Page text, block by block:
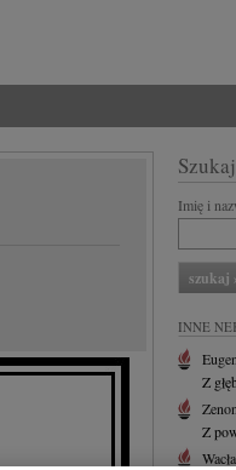
Imię i
INNE
Z
Z